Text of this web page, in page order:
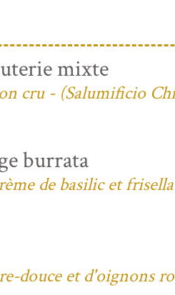
mixte
cru - (Salumificio
burrata
de basilic et frisella
douce et d'oignons